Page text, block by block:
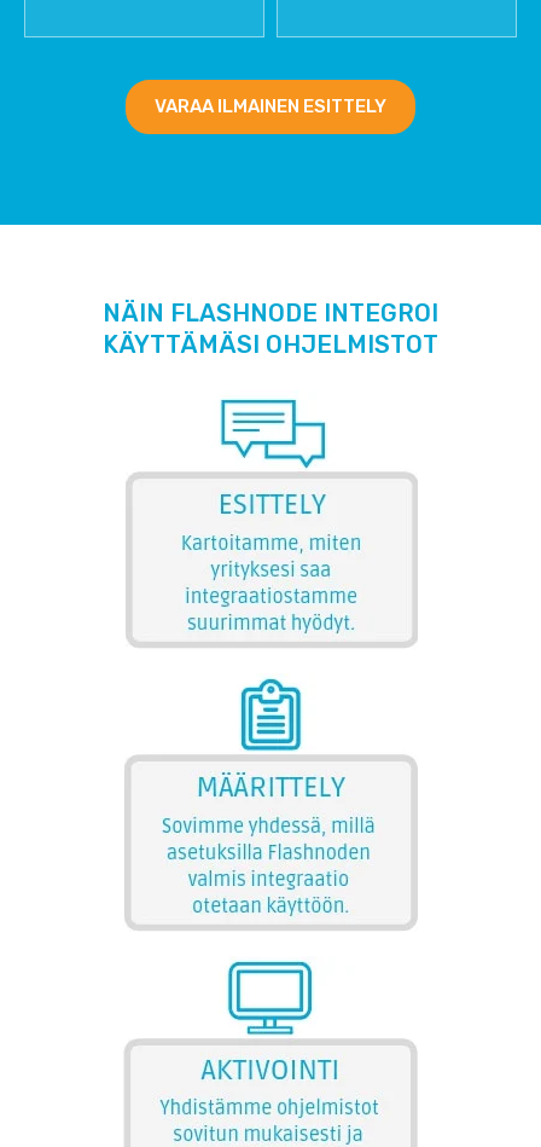
VARAA ILMAINEN ESITTELY
NÄIN FLASHNODE INTEGROI
KÄYTTÄMÄSI OHJELMISTOT